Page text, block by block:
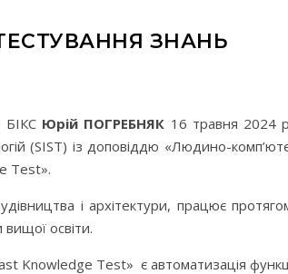
ЗНАНЬ
БІКС Юрій ПОГРЕБНЯК 16 травня 2024
(SIST) із доповіддю «Людино-
Test».
і архітектури, працює
освіти.
Knowledge Test» є автоматизація